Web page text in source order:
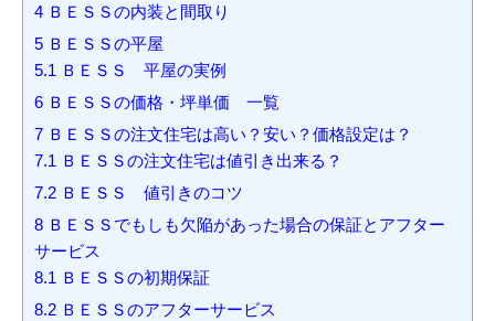
4 ＢＥＳＳの内装と間取り
5 ＢＥＳＳの平屋
5.1 ＢＥＳＳ 平屋の実例
6 ＢＥＳＳの価格・坪単価 一覧
7 ＢＥＳＳの注文住宅は高い？安い？価格設定は？
7.1 ＢＥＳＳの注文住宅は値引き出来る？
7.2 ＢＥＳＳ 値引きのコツ
8 ＢＥＳＳでもしも欠陥があった場合の保証とアフター
サービス
8.1 ＢＥＳＳの初期保証
8.2 ＢＥＳＳのアフターサービス